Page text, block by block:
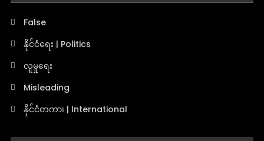
False
နိုင်ငံရေး | Politics
လူမှုရေး
Misleading
နိုင်ငံတကာ၊ | International